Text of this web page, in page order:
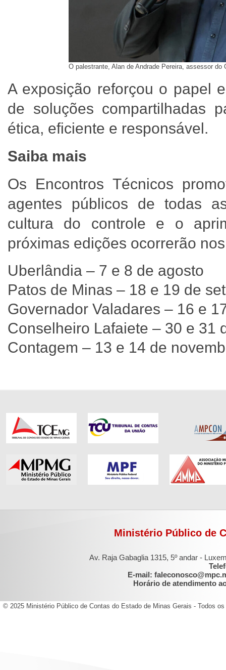
O palestrante, Alan de Andrade Pereira, assessor
A exposição reforçou o papel
de soluções compartilhadas
ética, eficiente e responsável.
Saiba mais
Os Encontros Técnicos
agentes públicos de todas
cultura do controle e o
próximas edições ocorrerão
Uberlândia – 7 e 8 de agosto
Patos de Minas – 18 e 19 de
Governador Valadares – 16 e
Conselheiro Lafaiete – 30 e 31
Contagem – 13 e 14 de
Ministério Público de
Av. Raja Gabaglia 1315, 5º andar -
E-mail:
Horário de atendimento
© 2025 Ministério Público de Contas do Estado de Minas Gerais - Todos